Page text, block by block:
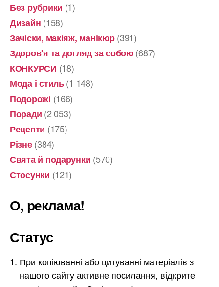
Без рубрики (1)
Дизайн (158)
Зачіски, макіяж, манікюр(391)
Здоров'я та догляд за собою(687)
КОНКУРСИ (18)
Мода і стиль(1 148)
Подорожі (166)
Поради (2 053)
Рецепти (175)
Різне(384)
Свята й подарунки (570)
Стосунки (121)
О, реклама!
Статус
При копіюванні або цитуванні матеріалів з
нашого сайту активне посилання, відкрите